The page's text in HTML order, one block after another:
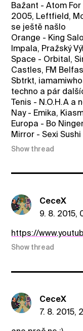
Bažant - Atom
2005, Leftfield,
se ještě našlo
Orange - King
Impala, Pražský
Space - Orbital,
Castles, FM
Sbtrkt,
techno a pár
Tenis - N.O.H.A a
Nay - Emika,
Europa - Bo
Mirror - Sexi Sushi
Show thread
CeceX
9. 8. 2015,
https://
Show thread
CeceX
7. 8. 2015,